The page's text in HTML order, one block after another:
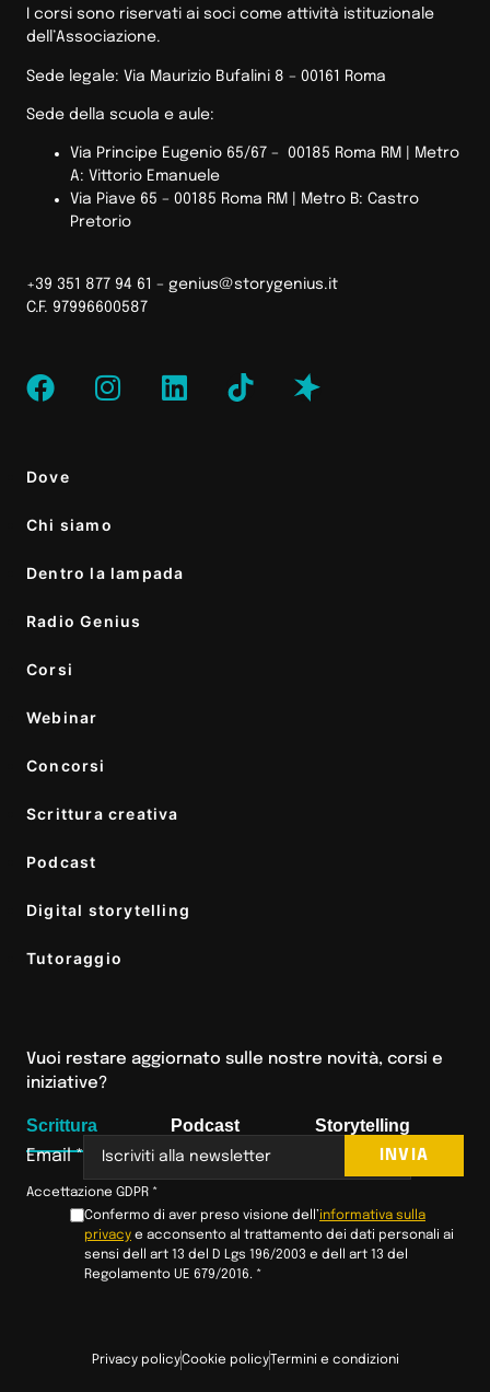
I corsi sono riservati ai soci come attività istituzionale
dell’Associazione.
Sede legale: Via Maurizio Bufalini 8 – 00161 Roma
Sede della scuola e aule:
Via Principe Eugenio 65/67 – 00185 Roma RM |
Metro
A: Vittorio Emanuele
Via Piave 65 – 00185 Roma RM | Metro B: Castro
Pretorio
+39 351 877 94 61 – genius@storygenius.it
C.F. 97996600587
Dove
Chi siamo
Dentro la lampada
Radio Genius
Corsi
Webinar
Concorsi
Scrittura creativa
Podcast
Digital storytelling
Tutoraggio
Vuoi restare aggiornato sulle nostre novità, corsi e
iniziative?
Scrittura
Email*
Accettazione GDPR *
Confermo di aver preso visione dell’informativa sulla
privacy e acconsento al trattamento dei dati personali ai
sensi dell art 13 del D Lgs 196/2003 e dell art 13 del
Regolamento UE 679/2016. *
INVIA
Podcast Storytelling
Privacy policyCookie policy Termini e condizioni